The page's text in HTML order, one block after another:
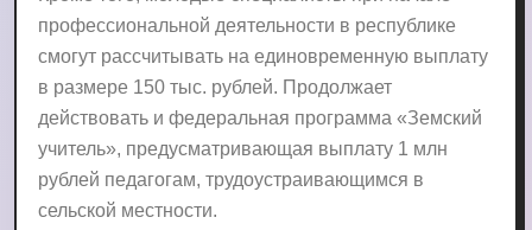
профессиональной деятельности в республике
смогут рассчитывать на единовременную выплату
в размере 150 тыс. рублей. Продолжает
действовать и федеральная программа «Земский
учитель», предусматривающая выплату 1 млн
рублей педагогам, трудоустраивающимся в
сельской местности.